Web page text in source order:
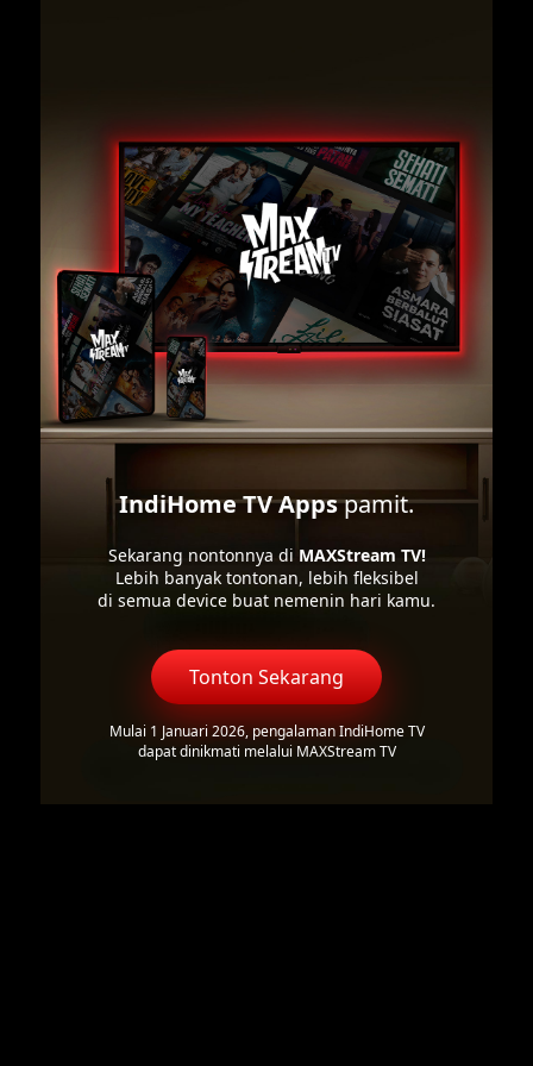
IndiHome TV Appspamit.
Sekarang nontonnya di MAXStream TV!
Lebih banyak tontonan, lebih fleksibel
di semua device buat nemenin hari kamu.
Tonton Sekarang
Mulai 1 Januari 2026, pengalaman IndiHome TV
dapat dinikmati melalui MAXStream TV